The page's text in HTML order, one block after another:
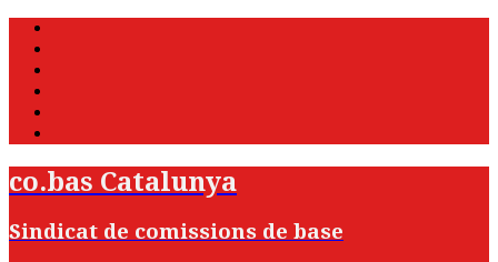
co.bas Catalunya
Sindicat de comissions de base